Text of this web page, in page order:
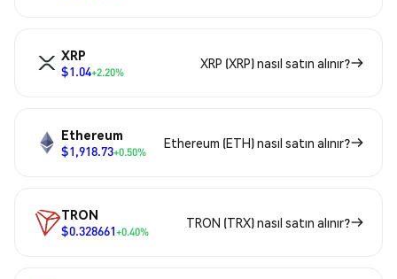
XRP
$1.04+2.20%
XRP (XRP) nasıl satın alınır?
Ethereum
$1,918.73+0.50%
Ethereum (ETH) nasıl satın alınır?
TRON
$0.328661+0.40%
TRON (TRX) nasıl satın alınır?